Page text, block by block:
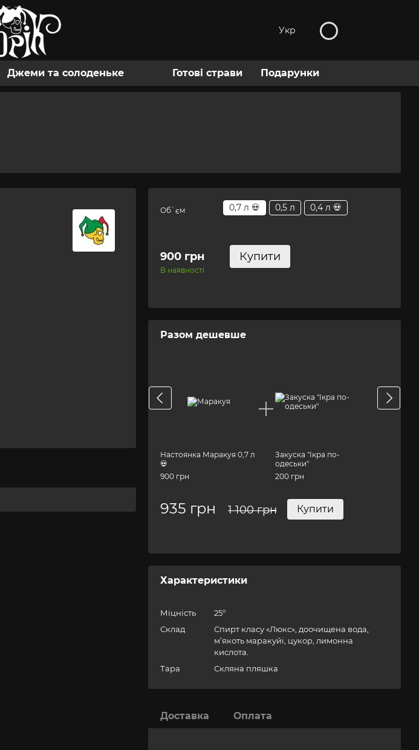
Укр
Джеми та солоденьке Готові страви Подарунки
Об`єм 0,7 л 💀 0,5 л 0,4 л 💀
900 грн
В наявності
Купити
Разом дешевше
Настоянка Маракуя 0,7 л
💀
900 грн
Закуска "Ікра по-
одеськи"
200 грн
935 грн 1 100 грн Купити
Характеристики
Міцність
25°
Склад
Спирт класу «Люкс», доочищена вода,
м’якоть маракуйі, цукор, лимонна
кислота.
Тара
Скляна пляшка
Доставка Оплата